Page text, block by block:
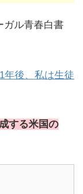
ル青春白書
後、私は生徒
する米国の